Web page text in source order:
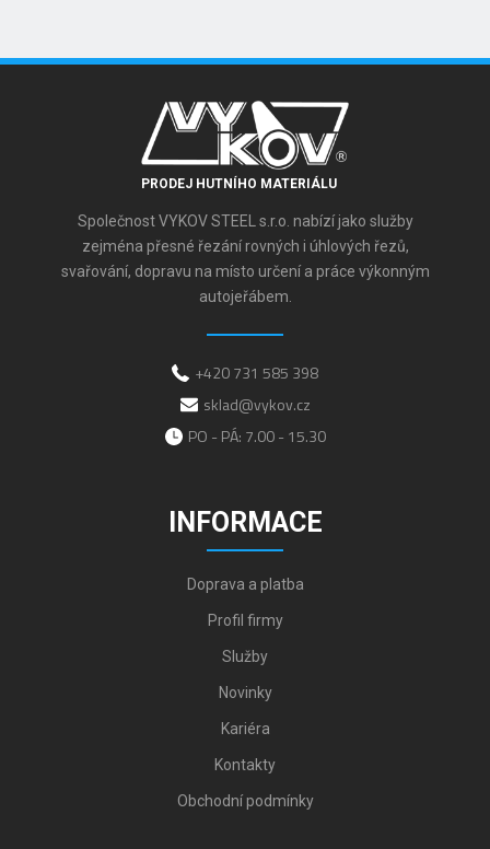
PRODEJ HUTNÍHO MATERIÁLU
Společnost VYKOV STEEL s.r.o. nabízí jako služby
zejména přesné řezání rovných i úhlových řezů,
svařování, dopravu na místo určení a práce výkonným
autojeřábem.
+420 731 585 398
sklad@vykov.cz
PO - PÁ: 7.00 - 15.30
INFORMACE
Doprava a platba
Profil firmy
Služby
Novinky
Kariéra
Kontakty
Obchodní podmínky